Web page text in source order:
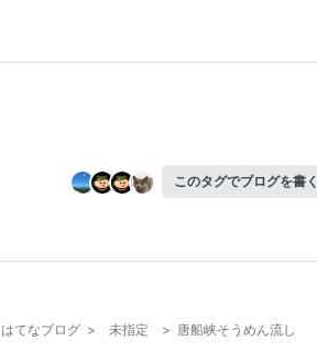
このタグでブログを書く
はてなブログ > 未指定 > 唐船峡そうめん流し